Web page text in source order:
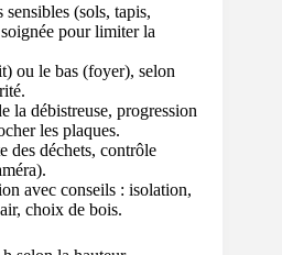
sensibles (sols, tapis,
pour limiter la
ou le bas (foyer), selon
la débistreuse, progression
les plaques.
des déchets, contrôle
avec conseils : isolation,
choix de bois.